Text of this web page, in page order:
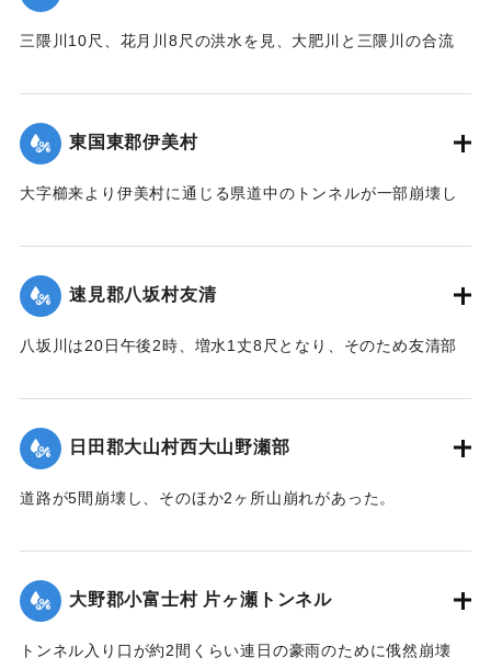
防組合はほとんど全部出動して万一を警戒し、非常な混雑を
宵警戒を続けた。21日は朝から小雨模様で一様に愁眉を開い
たが、下毛郡平坦部では大部分田植えしていないため、苗代
の被害はほとんどなかった。
｜固有コード:
三隈川10尺、花月川8尺の洪水を見、大肥川と三隈川の合流
た。
【出典：大分新聞 大正12年6月22日 朝刊7面】
｜固有コード: 00275057
東国東郡伊美村
大字櫛来より伊美村に通じる県道中のトンネルが一部崩壊し
｜固有コード:
速見郡八坂村友清
八坂川は20日午後2時、増水1丈8尺となり、そのため友清部
壊して八坂村および杵築町の一部の水田100余町歩はさながら
泥海と化したが、挿秧（田植え）前で被害は軽い見込みであ
る。
【出典：大分新聞 大正12年6月22日 朝刊4面】
日田郡大山村西大山野瀬部
道路が5間崩壊し、そのほか2ヶ所山崩れがあった。
｜固有コード:00275053
大野郡小富士村 片ヶ瀬トンネル
トンネル入り口が約2間くらい連日の豪雨のために俄然崩壊